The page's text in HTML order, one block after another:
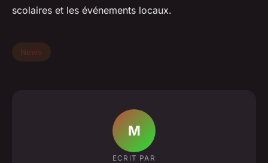
scolaires et les événements locaux.
News
M
ECRIT PAR